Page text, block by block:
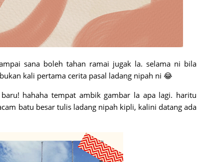
sana boleh tahan ramai jugak la. selama ni bila
kali pertama cerita pasal ladang nipah ni 😂
hahaha tempat ambik gambar la apa lagi. haritu
batu besar tulis ladang nipah kipli, kalini datang ada